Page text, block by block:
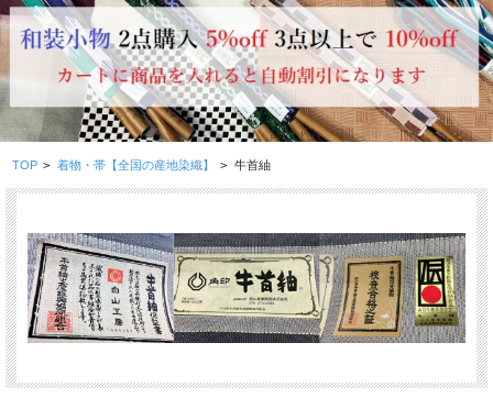
TOP > 着物・帯【全国の産地染織】 > 牛首紬